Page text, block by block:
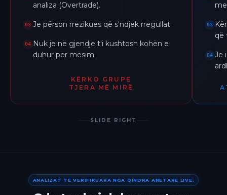
analiza (Overtrade).
03 Je përson rrezikues që s'ndjek rregullat.
04 Nuk je në gjendje t'i kushtosh kohën e
duhur për mësim.
KËRKO GRUPE
TJERA MË MIRË
03
që
04 Je
SLIDE RIGHT
ANALIZAT TË VERIFIKUARA NGA QINDRA ANETARE LIVE.